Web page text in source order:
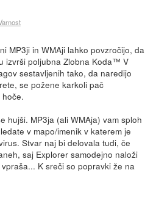
MP3ji in WMAji lahko povzročijo, da
izvrši poljubna Zlobna Koda™ V
sestavljenih tako, da naredijo
se požene karkoli pač
hujši. MP3ja (ali WMAja) vam sploh
v mapo/imenik v katerem je
Stvar naj bi delovala tudi, če
saj Explorer samodejno naloži
K sreči so popravki že na